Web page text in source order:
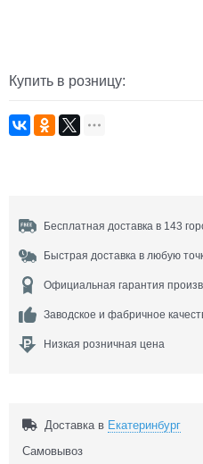
Купить в розницу:
Бесплатная доставка в 143
Быстрая доставка в любую
Официальная гарантия
Заводское и фабричное
Низкая розничная цена
Доставка в Екатеринбург
Самовывоз